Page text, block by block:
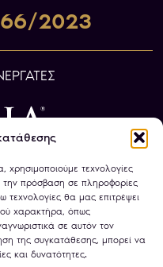
χρησιμοποιούμε τεχνολογίες
πρόσβαση σε πληροφορίες
τεχνολογίες θα μας επιτρέψει
χαρακτήρα, όπως
σε αυτόν τον
της συγκατάθεσης, μπορεί να
και δυνατότητες.
2023